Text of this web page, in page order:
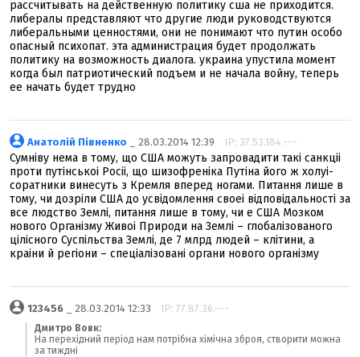
рассчитывать на действенную политику сша не приходится.
либералы представляют что другие люди руководствуются
либеральными ценностями, они не понимают что путин особо
опасный психопат. эта администрация будет продолжать
политику на возможность диалога. украина упустила момент
когда был патриотический подъем и не начала войну, теперь
ее начать будет трудно
Анатолій Півненко _ 28.03.2014 12:39 IP: 37.53.184.---
Сумнiву нема в тому, що США можуть запровадити такi санкцii
проти путiнськоi Росii, що шизофренiка Путiна його ж холуi-
соратники винесуть з Кремля вперед ногами. Питання лише в
тому, чи дозрiли США до усвiдомлення своеi вiдповiдальностi за
все людство Землi, питання лише в тому, чи е США Мозком
нового Органiзму Живоi Природи на Землi – глобалiзованого
цiлiсного Суспiльства Землi, де 7 млрд людей – клiтини, а
краiни й регiони – спецiалiзованi органи нового органiзму
123456 _ 28.03.2014 12:33 IP: 77.87.36.---
Дмитро Вовк:
На перехідний період нам потрібна хімічна зброя, створити можна
за тиждні